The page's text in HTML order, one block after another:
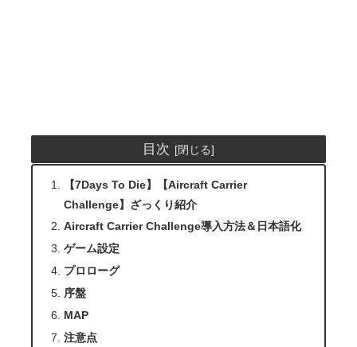
目次
【7Days To Die】【Aircraft Carrier
Challenge】ざっくり紹介
Aircraft Carrier Challenge導入方法＆日本語化
ゲーム設定
プロローグ
序盤
MAP
注意点